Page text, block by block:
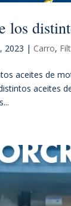
los
2023 | Carro,
aceites de
aceites